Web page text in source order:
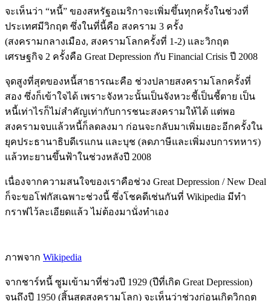
จะเห็นว่า “หนี้” ของสหรัฐอเมริกาจะเพิ่มขึ้นทุกครั้งในช่วงที่
ประเทศมีวิกฤต ซึ่งในที่นี้คือ สงคราม 3 ครั้ง
(สงครามกลางเมือง, สงครามโลกครั้งที่ 1-2) และวิกฤต
เศรษฐกิจ 2 ครั้งคือ Great Depression กับ Financial Crisis ปี 2008
จุดสูงที่สุดของหนี้สาธารณะคือ ช่วงปลายสงครามโลกครั้งที่
สอง ซึ่งก็เข้าใจได้ เพราะจังหวะนั้นเป็นจังหวะชี้เป็นชี้ตาย เป็น
หนี้เท่าไรก็ไม่สำคัญเท่ากับการชนะสงครามให้ได้ แต่พอ
สงครามจบแล้วหนี้ก็ลดลงมา ก่อนจะกลับมาเพิ่มเยอะอีกครั้งใน
ยุคประธานาธิบดีเรแกน และบุช (ลดภาษีและเพิ่มงบการทหาร)
แล้วทะยานขึ้นฟ้าในช่วงหลังปี 2008
เนื่องจากความสนใจของเราคือช่วง Great Depression / New Deal
ก็จะขอโฟกัสเฉพาะช่วงนี้ ซึ่งโชคดีเช่นกันที่ Wikipedia มีทำ
กราฟไว้ละเอียดแล้ว ไม่ต้องมานั่งทำเอง
ภาพจาก Wikipedia
จากชาร์ทนี้ ซูมเข้ามาที่ช่วงปี 1929 (ปีที่เกิด Great Depression)
จนถึงปี 1950 (สิ้นสุดสงครามโลก) จะเห็นว่าช่วงก่อนเกิดวิกฤต